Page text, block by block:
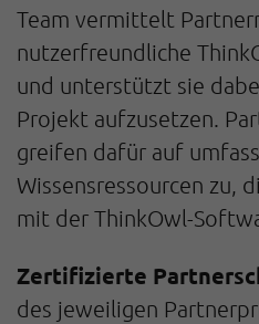
Team vermittelt
nutzerfreundliche
und unterstützt sie
Projekt aufzusetzen.
greifen dafür auf
Wissensressourcen zu,
mit der ThinkOwl-
Zertifizierte
des jeweiligen